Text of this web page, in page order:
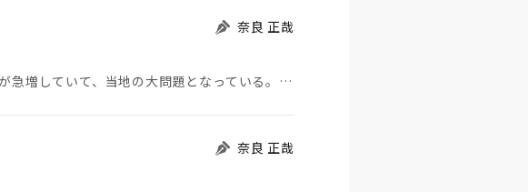
奈良 正哉
モロッコから地続きのスペインの飛び地へ不法移民が急増していて、当地の大問題となっている。「海を泳い…
奈良 正哉